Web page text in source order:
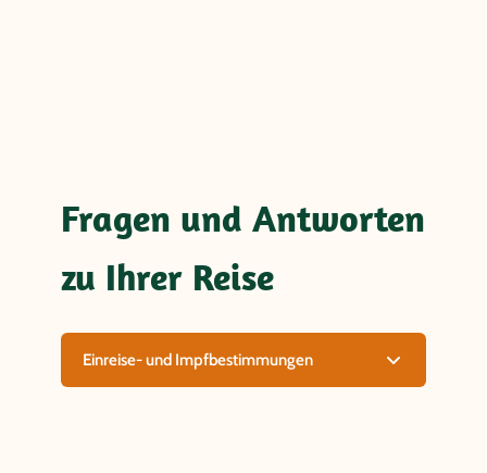
Fragen und Antworten
zu Ihrer Reise
Einreise- und Impfbestimmungen